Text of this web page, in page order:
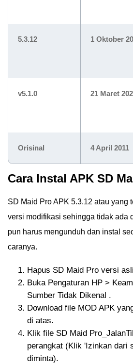
5.3.12 1 Oktober
v5.1.0 21 Maret
Orisinal 4 April 2011
Cara Instal APK SD
SD Maid Pro APK 5.3.12 atau yang
versi modifikasi sehingga tidak ada
pun harus mengunduh dan instal
caranya.
Hapus SD Maid Pro versi
Buka Pengaturan HP >
Sumber Tidak Dikenal .
Download file MOD APK
di atas.
Klik file SD Maid
perangkat (Klik 'Izinkan dari
diminta).